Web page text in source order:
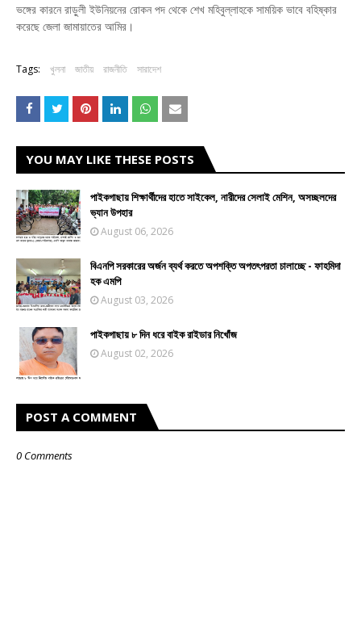
ভঙ্গের কারনে রাড়ুলী ইউনিয়নের রোকন পদ থেকে শেখ মহিবুল্লাহকে সাময়িক ভাবে বহিষ্কার
করেছে জেলা জামায়াতের আমির।
Tags: খুলনা জাতীয় রাজনীতি সারাদেশ
YOU MAY LIKE THESE POSTS
পাইকগাছায় শিক্ষার্থীদের হাতে সাইকেল, নারীদের সেলাই মেশিন, অসচ্ছলদের
ভ্যান উপহার
August 06, 2026
বিএনপি সরকারের অর্জন ব্যর্থ করতে অপশক্তি অপতৎপরতা চালাচ্ছে - ফাহমিদা
হক এমপি
August 03, 2026
পাইকগাছায় ৮ দিন ধরে বাইক রাইডার নিখোঁজ
August 02, 2026
POST A COMMENT
0 Comments